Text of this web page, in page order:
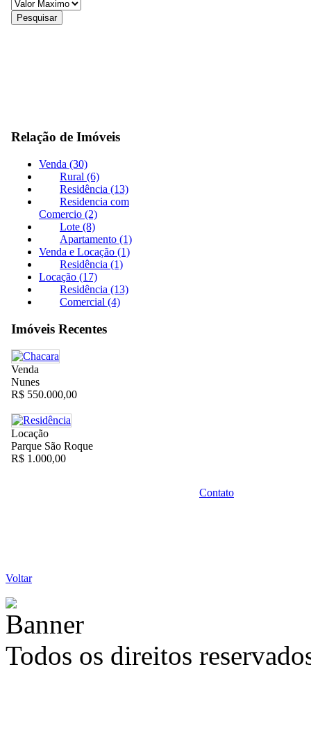
Relação de Imóveis
Venda (30)
Rural (6)
Residência (13)
Residencia com
Comercio (2)
Lote (8)
Apartamento (1)
Venda e Locação (1)
Residência (1)
Locação (17)
Residência (13)
Comercial (4)
Imóveis Recentes
Venda
Nunes
R$ 550.000,00
Locação
Parque São Roque
R$ 1.000,00
Contato
Voltar
Todos os direitos